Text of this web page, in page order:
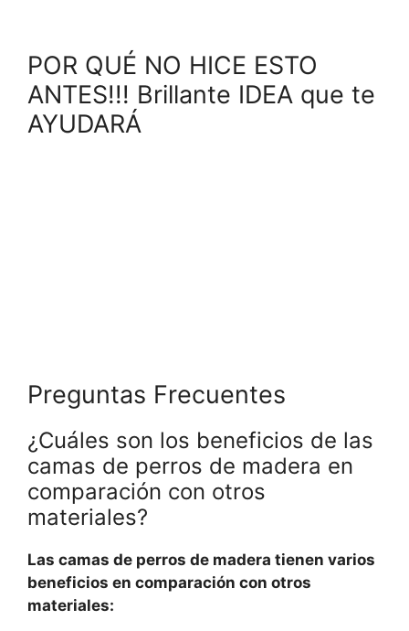
POR QUÉ NO HICE ESTO
ANTES!!! Brillante IDEA que te
AYUDARÁ
Preguntas Frecuentes
¿Cuáles son los beneficios de las
camas de perros de madera en
comparación con otros
materiales?
Las camas de perros de madera tienen varios
beneficios en comparación con otros
materiales: